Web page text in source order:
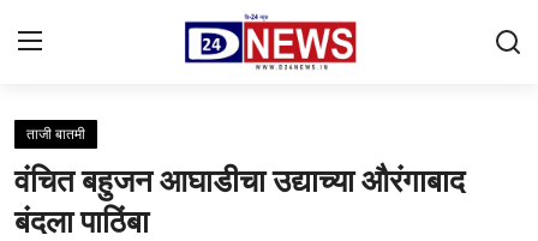
Gallery
Contact
ताजी बातमी
वंचित बहुजन आघाडीचा उद्याच्या औरंगाबाद
बंदला पाठिंबा